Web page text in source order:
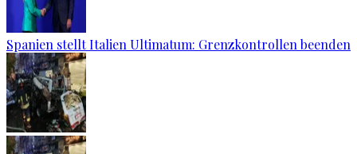
Spanien stellt Italien Ultimatum: Grenzkontrollen beenden